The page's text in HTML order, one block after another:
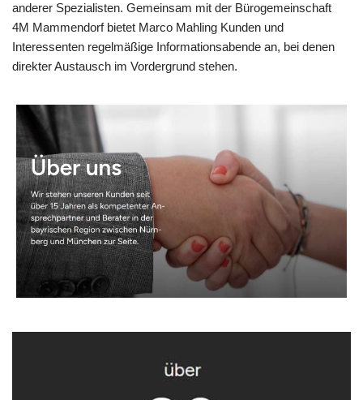
anderer Spezialisten. Gemeinsam mit der Bürogemeinschaft
4M Mammendorf bietet Marco Mahling Kunden und
Interessenten regelmäßige Informationsabende an, bei denen
direkter Austausch im Vordergrund stehen.